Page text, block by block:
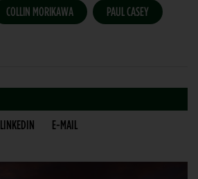
COLLIN MORIKAWA PAUL CASEY
LINKEDIN E-MAIL